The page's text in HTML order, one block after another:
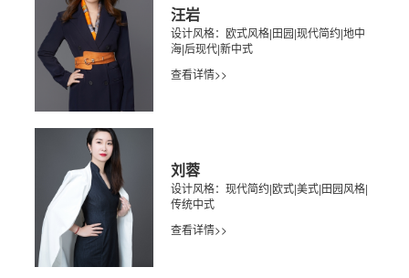
汪岩
设计风格：欧式风格|田园|现代简约|地中
海|后现代|新中式
查看详情>>
刘蓉
设计风格：现代简约|欧式|美式|田园风格|
传统中式
查看详情>>